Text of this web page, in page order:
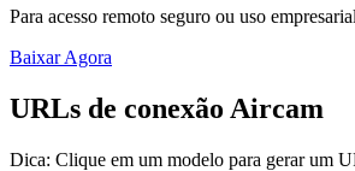
Para acesso remoto seguro ou uso
Baixar Agora
URLs de conexão Aircam
Dica: Clique em um modelo para gerar um